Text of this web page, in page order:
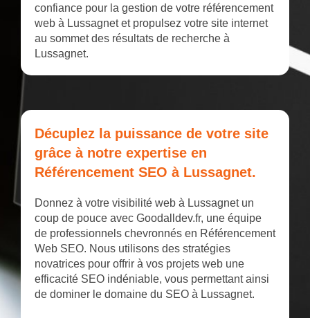
confiance pour la gestion de votre référencement
web à Lussagnet et propulsez votre site internet
au sommet des résultats de recherche à
Lussagnet.
Décuplez la puissance de votre site
grâce à notre expertise en
Référencement SEO à Lussagnet.
Donnez à votre visibilité web à Lussagnet un
coup de pouce avec Goodalldev.fr, une équipe
de professionnels chevronnés en Référencement
Web SEO. Nous utilisons des stratégies
novatrices pour offrir à vos projets web une
efficacité SEO indéniable, vous permettant ainsi
de dominer le domaine du SEO à Lussagnet.